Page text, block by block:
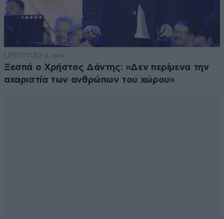
LIFESTYLE 2 ω. πριν
Ξεσπά ο Χρήστος Δάντης: «Δεν περίμενα την
αχαριστία των ανθρώπων του χώρου»